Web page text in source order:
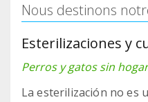
Nous destinons
Esterilizaciones y
Perros y gatos sin
La esterilización no es